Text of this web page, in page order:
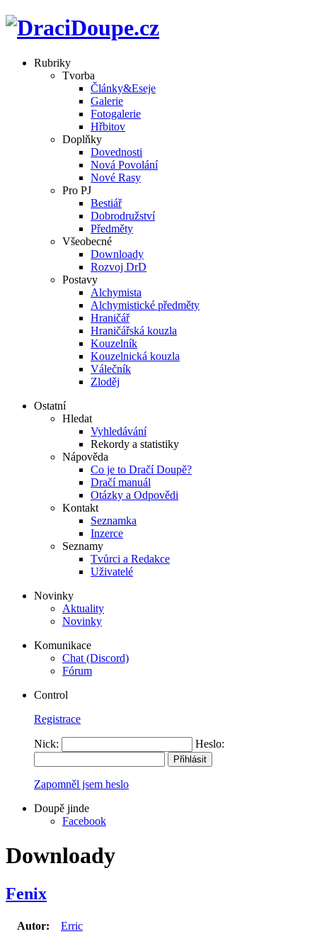
Rubriky
Tvorba
Články&Eseje
Galerie
Fotogalerie
Hřbitov
Doplňky
Dovednosti
Nová Povolání
Nové Rasy
Pro PJ
Bestiář
Dobrodružství
Předměty
Všeobecné
Downloady
Rozvoj DrD
Postavy
Alchymista
Alchymistické předměty
Hraničář
Hraničářská kouzla
Kouzelník
Kouzelnická kouzla
Válečník
Zloděj
Ostatní
Hledat
Vyhledávání
Rekordy a statistiky
Nápověda
Co je to Dračí Doupě?
Dračí manuál
Otázky a Odpovědi
Kontakt
Seznamka
Inzerce
Seznamy
Tvůrci a Redakce
Uživatelé
Novinky
Aktuality
Novinky
Komunikace
Chat (Discord)
Fórum
Control
Registrace
Nick: Heslo:
Zapomněl jsem heslo
Doupě jinde
Facebook
Downloady
Fenix
Autor:
Erric